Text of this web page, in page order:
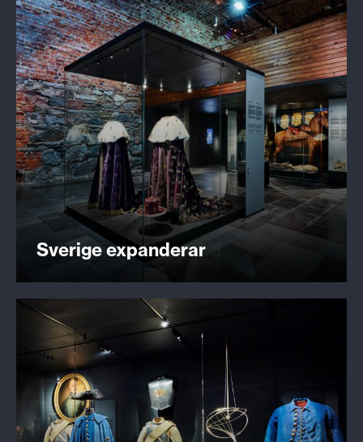
Sverige expanderar